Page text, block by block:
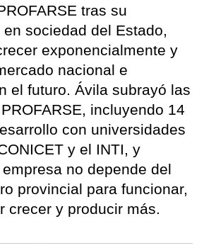
tras su
sociedad del Estado,
exponencialmente y
nacional e
el futuro. Ávila subrayó las
incluyendo 14
con universidades
y el INTI, y
no depende del
provincial para funcionar,
crecer y producir más.